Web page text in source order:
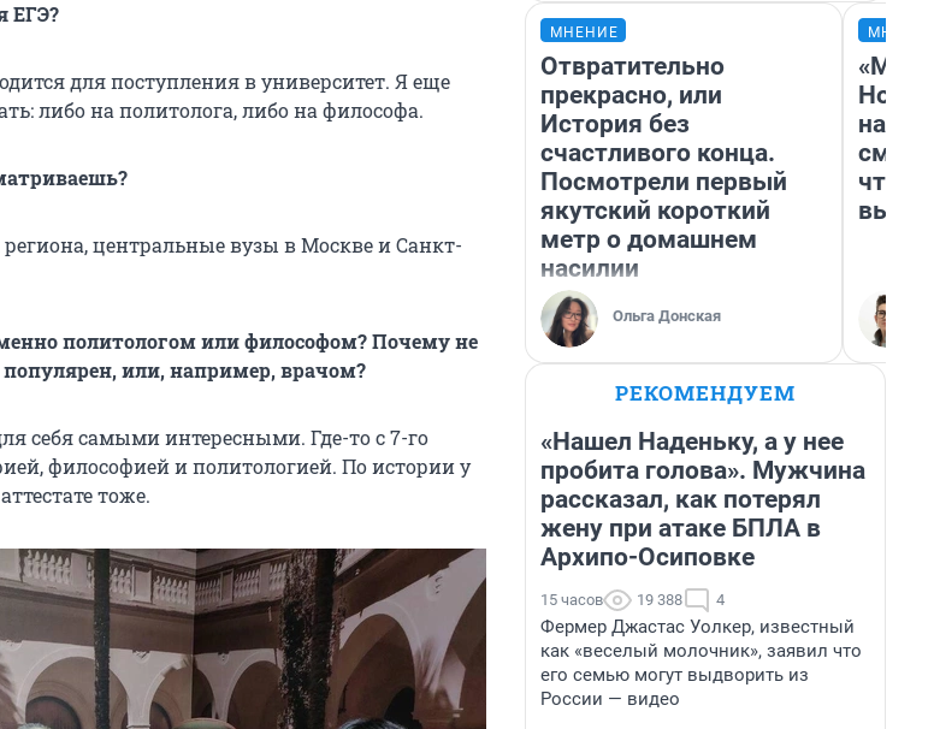
ЕГЭ?
для поступления в университет. Я еще
либо на политолога, либо на философа.
центральные вузы в Москве и Санкт-
политологом или философом? Почему не
или, например, врачом?
себя самыми интересными. Где-то с 7-го
философией и политологией. По истории у
тоже.
МНЕНИЕ
Отвратительно
прекрасно, или
История без
счастливого конца.
Посмотрели первый
якутский короткий
метр о домашнем
насилии
Ольга Донская
«Мы
РЕКОМЕНДУЕМ
«Нашел Наденьку, а у нее
пробита голова». Мужчина
рассказал, как потерял
жену при атаке БПЛА в
Архипо-Осиповке
15 часов 19 388 4
Фермер Джастас Уолкер, известный
как «веселый молочник», заявил что
его семью могут выдворить из
России — видео